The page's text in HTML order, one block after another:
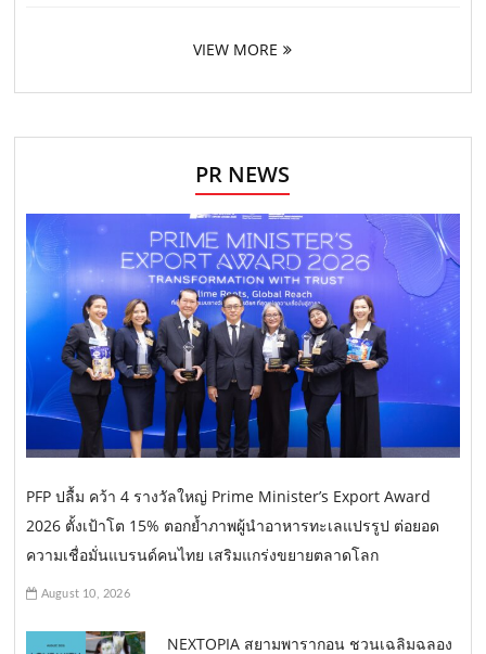
VIEW MORE
PR NEWS
PFP ปลื้ม คว้า 4 รางวัลใหญ่ Prime Minister’s Export Award
2026 ตั้งเป้าโต 15% ตอกย้ำภาพผู้นำอาหารทะเลแปรรูป ต่อยอด
ความเชื่อมั่นแบรนด์คนไทย เสริมแกร่งขยายตลาดโลก
August 10, 2026
NEXTOPIA สยามพารากอน ชวนเฉลิมฉลอง